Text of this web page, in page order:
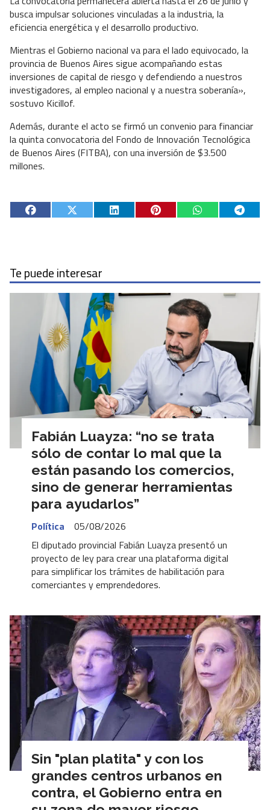
busca impulsar soluciones vinculadas a la industria, la
eficiencia energética y el desarrollo productivo.
Mientras el Gobierno nacional va para el lado equivocado, la
provincia de Buenos Aires sigue acompañando estas
inversiones de capital de riesgo y defendiendo a nuestros
investigadores, al empleo nacional y a nuestra soberanía»,
sostuvo Kicillof.
Además, durante el acto se firmó un convenio para financiar
la quinta convocatoria del Fondo de Innovación Tecnológica
de Buenos Aires (FITBA), con una inversión de $3.500
millones.
Te puede interesar
Fabián Luayza: “no se trata
sólo de contar lo mal que la
están pasando los comercios,
sino de generar herramientas
para ayudarlos”
Política
05/08/2026
El diputado provincial Fabián Luayza presentó un
proyecto de ley para crear una plataforma digital
para simplificar los trámites de habilitación para
comerciantes y emprendedores.
Sin "plan platita" y con los
grandes centros urbanos en
contra, el Gobierno entra en